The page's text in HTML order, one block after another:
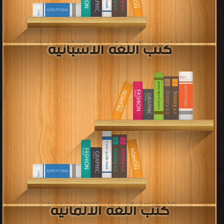
قراءة و تحميل كتب في كتب طرق تدريس اللغة الإنجليزية مجانا
[ 169 كتاب/كتب ]
إعلان: